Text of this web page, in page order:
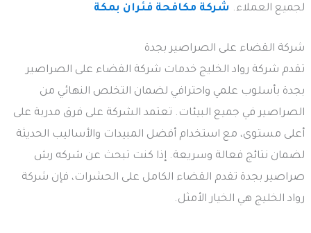
لجميع العملاء. شركة مكافحة فئران بمكة
شركة القضاء على الصراصير بجدة
تقدم شركة رواد الخليج خدمات شركة القضاء على الصراصير
بجدة بأسلوب علمي واحترافي لضمان التخلص النهائي من
الصراصير في جميع البيئات. تعتمد الشركة على فرق مدربة على
أعلى مستوى، مع استخدام أفضل المبيدات والأساليب الحديثة
لضمان نتائج فعالة وسريعة. إذا كنت تبحث عن شركه رش
صراصير بجدة تقدم القضاء الكامل على الحشرات، فإن شركة
رواد الخليج هي الخيار الأمثل.